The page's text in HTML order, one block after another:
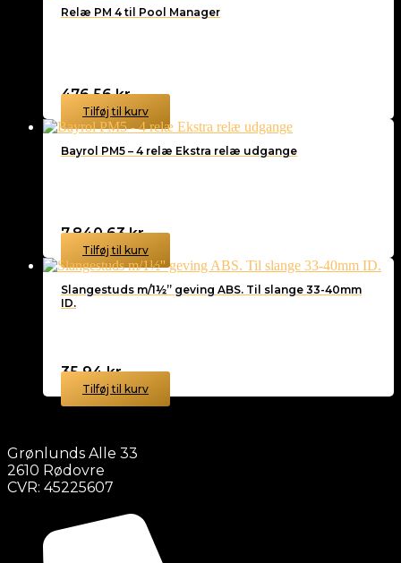
Relæ PM 4 til Pool Manager
476,56kr.
Tilføj til kurv
Bayrol PM5 – 4 relæ Ekstra relæ udgange
7.840,63kr.
Tilføj til kurv
Slangestuds m/1½” geving ABS. Til slange 33-40mm
ID.
35,94kr.
Tilføj til kurv
Grønlunds Alle 33
2610 Rødovre
CVR: 45225607